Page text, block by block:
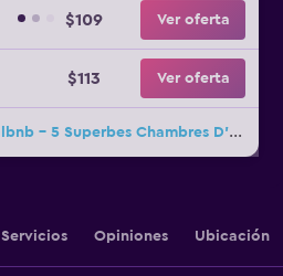
$109 Ver oferta
$113 Ver oferta
4 ofertas más de Naturalbnb - 5 Superbes Chambres D'hôtes Thémati
Servicios Opiniones Ubicación